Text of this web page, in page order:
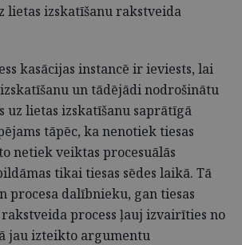
lietas izskatīšanu rakstveida
kasācijas instancē ir ieviests, lai
un tādējādi nodrošinātu
uz lietas izskatīšanu saprātīgā
tāpēc, ka nenotiek tiesas
netiek veiktas procesuālās
tikai tiesas sēdes laikā. Tā
procesa dalībnieku, gan tiesas
process ļauj izvairīties no
jau izteikto argumentu